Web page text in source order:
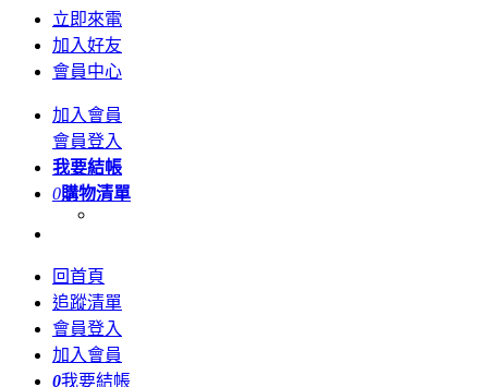
立即來電
加入好友
會員中心
加入會員
會員登入
我要結帳
0購物清單
回首頁
追蹤清單
會員登入
加入會員
0我要結帳